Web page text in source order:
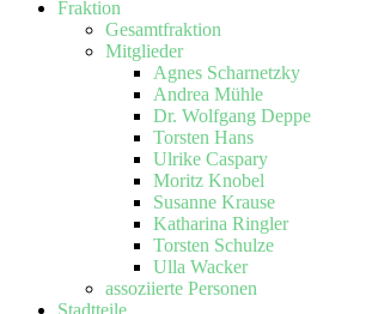
Fraktion
Gesamtfraktion
Mitglieder
Agnes Scharnetzky
Andrea Mühle
Dr. Wolfgang Deppe
Torsten Hans
Ulrike Caspary
Moritz Knobel
Susanne Krause
Katharina Ringler
Torsten Schulze
Ulla Wacker
assoziierte Personen
Stadtteile